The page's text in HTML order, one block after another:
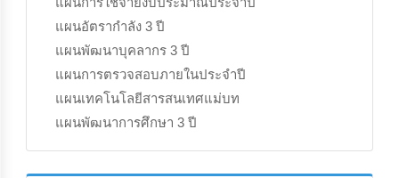
แผนอัตรากำลัง 3 ปี
แผนพัฒนาบุคลากร 3 ปี
แผนการตรวจสอบภายในประจำปี
แผนเทคโนโลยีสารสนเทศแม่บท
แผนพัฒนาการศึกษา 3 ปี